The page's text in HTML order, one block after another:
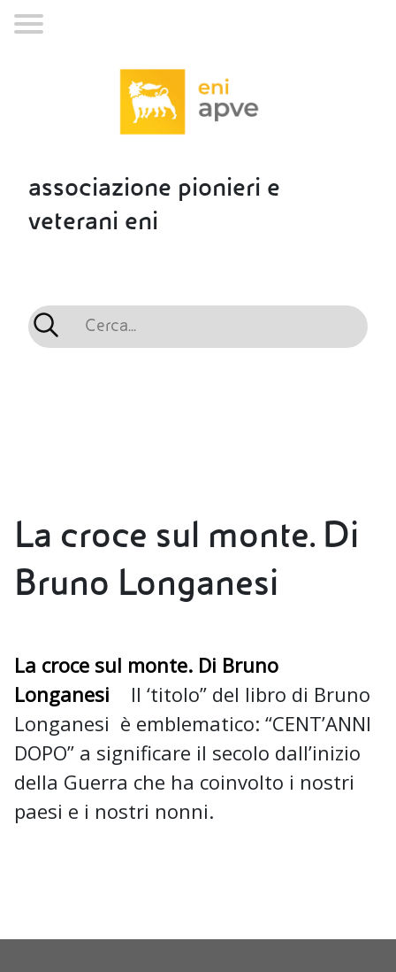
associazione pionieri e
veterani eni
La croce sul monte. Di
Bruno Longanesi
La croce sul monte. Di Bruno
Longanesi Il ‘titolo” del libro di Bruno
Longanesi è emblematico: “CENT’ANNI
DOPO” a significare il secolo dall’inizio
della Guerra che ha coinvolto i nostri
paesi e i nostri nonni.